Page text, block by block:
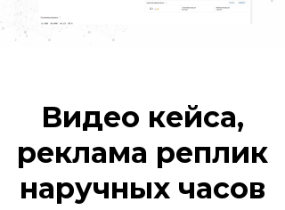
Видео кейса,
реклама реплик
наручных часов